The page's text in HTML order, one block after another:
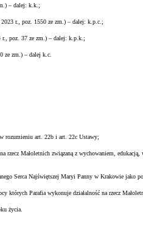
– dalej: k.k.;
r., poz. 1550 ze zm.) – dalej: k.p.c.;
poz. 37 ze zm.) – dalej: k.p.k.;
zm.) – dalej k.c.
rozumieniu art. 22b i art. 22c Ustawy;
Małoletnich związaną z wychowaniem,
Serca Najświętszej Maryi Panny w Krakowie jako
Parafia wykonuje działalność na rzecz
życia.